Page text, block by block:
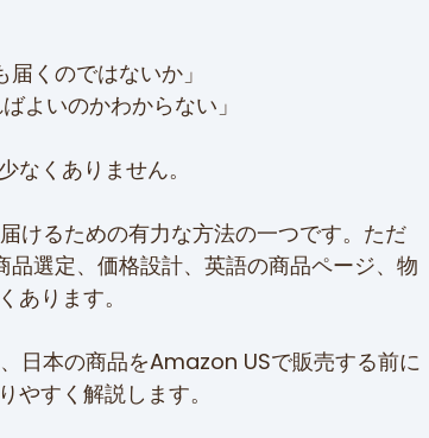
くのではないか」
よいのかわからない」
なくありません。
けるための有力な方法の一つです。ただ
選定、価格設計、英語の商品ページ、物
あります。
日本の商品をAmazon USで販売する前に
すく解説します。